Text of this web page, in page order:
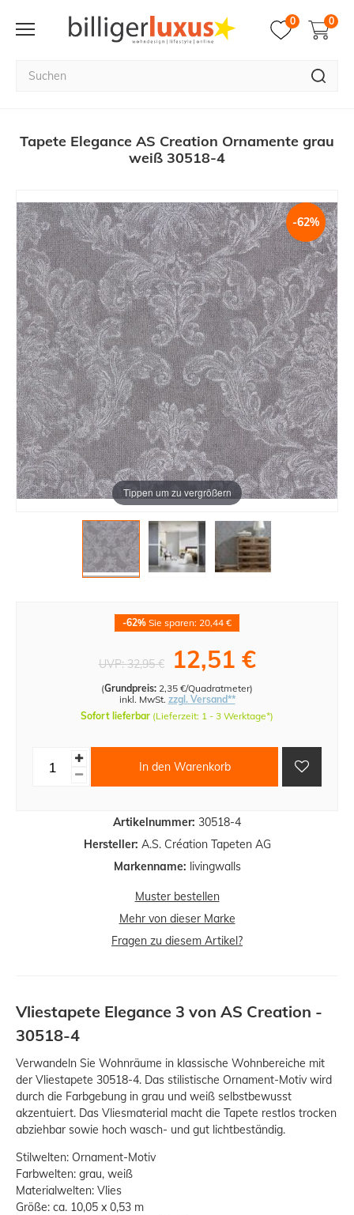
0 0
Tapete Elegance AS Creation Ornamente grau
weiß 30518-4
Tippen um zu vergrößern
-62%
Artikelnummer: 30518-4
Hersteller: A.S. Création Tapeten AG
Markenname: livingwalls
-62% Sie sparen: 20,44 €
UVP:32,95 € 12,51 €
(Grundpreis: 2,35 €/Quadratmeter)
inkl. MwSt. zzgl. Versand**
Sofort lieferbar (Lieferzeit: 1 - 3 Werktage*)
In den Warenkorb
Muster bestellen
Mehr von dieser Marke
Fragen zu diesem Artikel?
Vliestapete Elegance 3 von AS Creation -
30518-4
Verwandeln Sie Wohnräume in klassische Wohnbereiche mit
der Vliestapete 30518-4. Das stilistische Ornament-Motiv wird
durch die Farbgebung in grau und weiß selbstbewusst
akzentuiert. Das Vliesmaterial macht die Tapete restlos trocken
abziehbar sowie hoch wasch- und gut lichtbeständig.
Stilwelten: Ornament-Motiv
Farbwelten: grau, weiß
Materialwelten: Vlies
Größe: ca. 10,05 x 0,53 m